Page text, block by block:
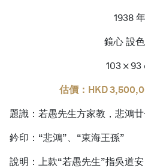
1938
鏡心 設
103 × 93
估價：HKD
題識：若愚先生方家教，悲鴻廿
鈐印：“悲鴻”、“東海王孫”
說明：上款“若愚先生”指吳道